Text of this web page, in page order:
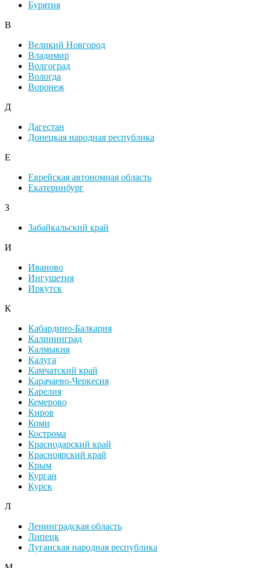
Бурятия
В
Великий Новгород
Владимир
Волгоград
Вологда
Воронеж
Д
Дагестан
Донецкая народная республика
Е
Еврейская автономная область
Екатеринбург
З
Забайкальский край
И
Иваново
Ингушетия
Иркутск
К
Кабардино-Балкария
Калининград
Калмыкия
Калуга
Камчатский край
Карачаево-Черкесия
Карелия
Кемерово
Киров
Коми
Кострома
Краснодарский край
Красноярский край
Крым
Курган
Курск
Л
Ленинградская область
Липецк
Луганская народная республика